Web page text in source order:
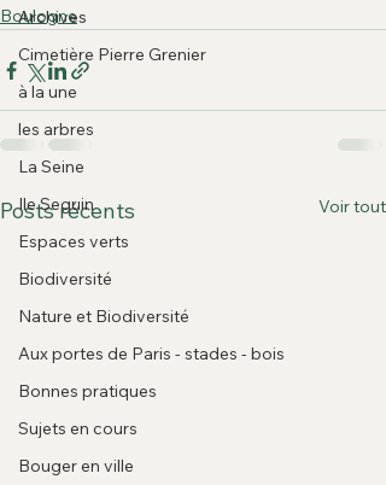
Archives
Cimetière Pierre Grenier
à la une
les arbres
La Seine
Ile Seguin
Espaces verts
Biodiversité
Nature et Biodiversité
Aux portes de Paris - stades - bois
Bonnes pratiques
Sujets en cours
Bouger en ville
Boulogne
Posts récents Voir tout